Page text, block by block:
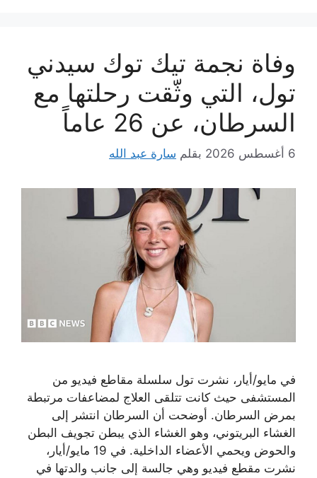
وفاة نجمة تيك توك سيدني
تول، التي وثّقت رحلتها مع
السرطان، عن 26 عاماً
6 أغسطس 2026 بقلم سارة عبد الله
في مايو/أيار، نشرت تول سلسلة مقاطع فيديو من
المستشفى حيث كانت تتلقى العلاج لمضاعفات مرتبطة
بمرض السرطان. أوضحت أن السرطان انتشر إلى
الغشاء البريتوني، وهو الغشاء الذي يبطن تجويف البطن
والحوض ويحمي الأعضاء الداخلية. في 19 مايو/أيار،
نشرت مقطع فيديو وهي جالسة إلى جانب والدتها في